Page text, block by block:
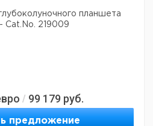
планшета
Cat.No. 219009
/ 99 179 руб.
предложение